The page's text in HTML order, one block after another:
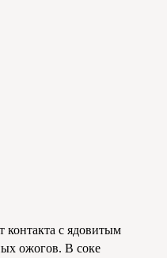
контакта с ядовитым
ожогов. В соке